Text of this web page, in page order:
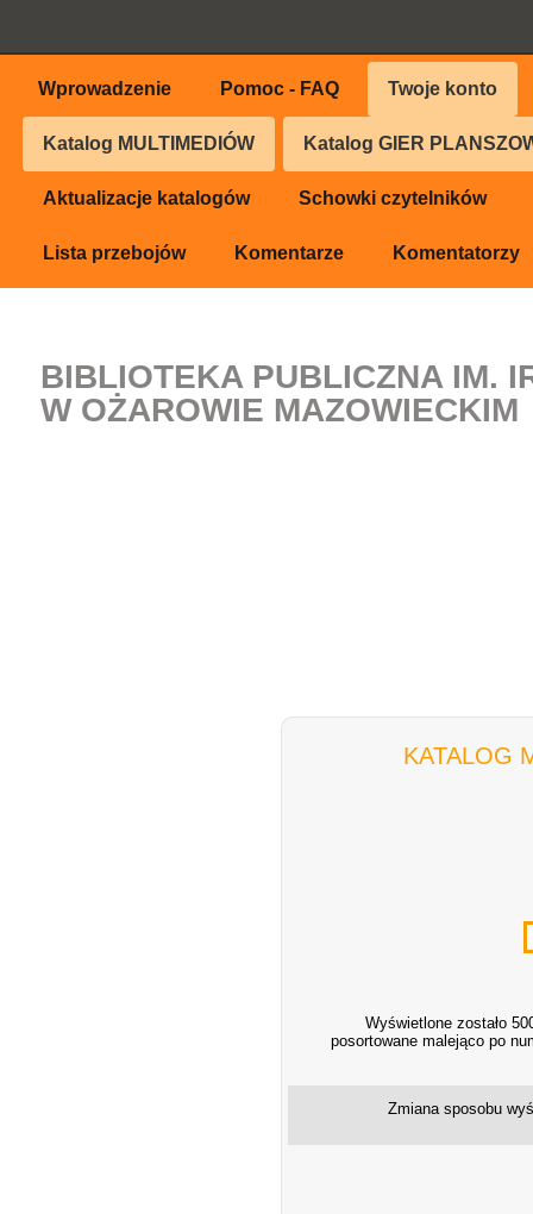
Wprowadzenie Pomoc - FAQ Twoje konto
Katalog MULTIMEDIÓW Katalog GIER
Aktualizacje katalogów Schowki czytelników
Lista przebojów Komentarze Komentatorzy
BIBLIOTEKA PUBLICZNA IM.
W OŻAROWIE MAZOWIECKIM
KATALOG
Wyświetlone zostało
posortowane malejąco po
Zmiana sposobu